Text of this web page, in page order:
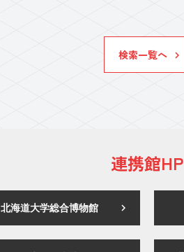
検索一覧へ
連携館HP
北海道大学総合博物館